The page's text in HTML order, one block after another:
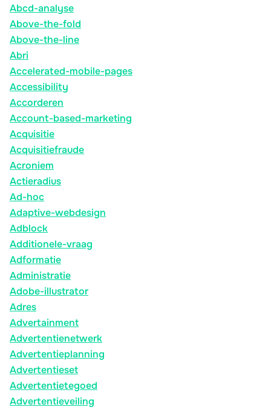
Abcd-analyse
Above-the-fold
Above-the-line
Abri
Accelerated-mobile-pages
Accessibility
Accorderen
Account-based-marketing
Acquisitie
Acquisitiefraude
Acroniem
Actieradius
Ad-hoc
Adaptive-webdesign
Adblock
Additionele-vraag
Adformatie
Administratie
Adobe-illustrator
Adres
Advertainment
Advertentienetwerk
Advertentieplanning
Advertentieset
Advertentietegoed
Advertentieveiling